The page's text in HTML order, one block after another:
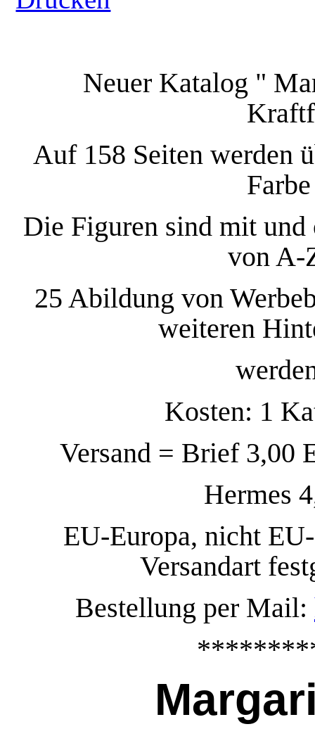
Neuer Katalog "
Auf 158 Seiten werden
Die Figuren sind mit und
von A-
25 Abildung von
weiteren
Kosten: 1
Versand = Brief 3,00
Hermes
EU-Europa, nicht
Versandart
Bestellung per Mail: